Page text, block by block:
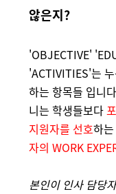
않은지?
'OBJECTIVE'
'ACTIVITIES'는
하는 항목들 입니
니는 학생들보다
지원자를 선호하
자의 WORK
본인이 인사 담당